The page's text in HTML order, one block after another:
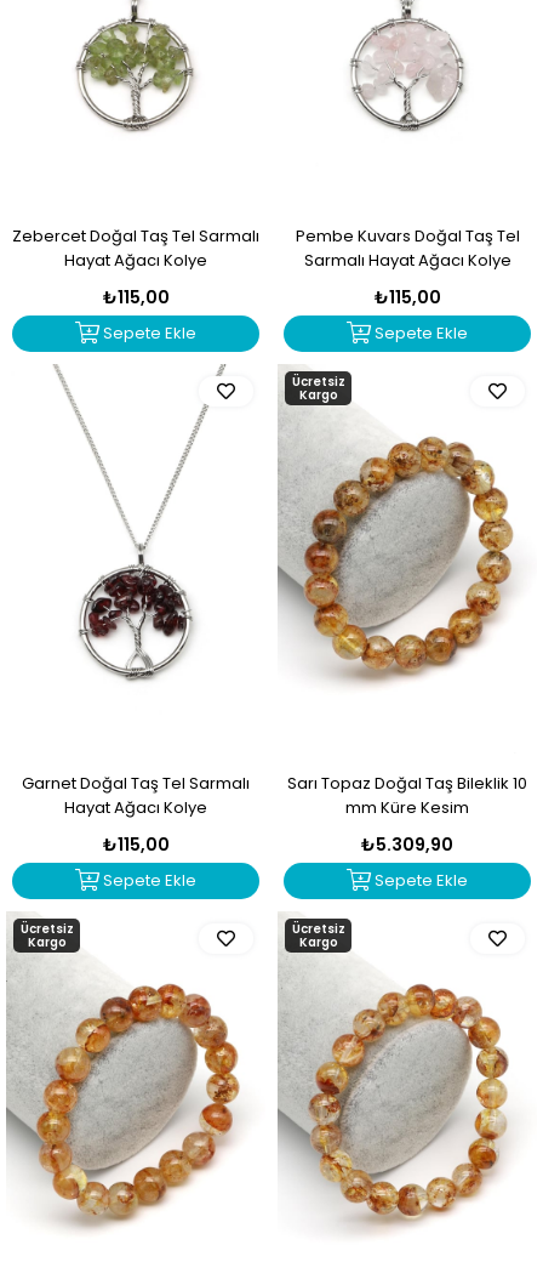
Zebercet Doğal Taş Tel Sarmalı
Hayat Ağacı Kolye
₺115,00
Sepete Ekle
Pembe Kuvars Doğal Taş Tel
Sarmalı Hayat Ağacı Kolye
₺115,00
Sepete Ekle
Garnet Doğal Taş Tel Sarmalı
Hayat Ağacı Kolye
₺115,00
Sepete Ekle
Sarı Topaz Doğal Taş Bileklik 10
mm Küre Kesim
₺5.309,90
Sepete Ekle
Ücretsiz
Kargo
Ücretsiz
Kargo
Ücretsiz
Kargo